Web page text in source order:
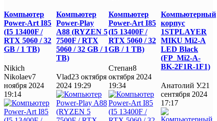
Компьютер
Power-Art I85
(I5 13400F /
RTX 5060 / 32
GB / 1 TB)
Nikich
Nikolaev7
ноября 2024
19:14
Компьютер
Power-Play
A88 (RYZEN 5
7500F / RTX
5060 / 32 GB / 1
TB)
Vlad23 октября
2024 19:29
Компьютер
Power-Art I85
(I5 13400F /
RTX 5060 / 32
GB / 1 TB)
Степан8
октября 2024
19:34
Компьютерный
корпус
1STPLAYER
MIKU Mi2-A
LED Black
(FP_Mi2-A-
BK-2F1R-1F1)
Анатолий У.21
сентября 2024
17:17